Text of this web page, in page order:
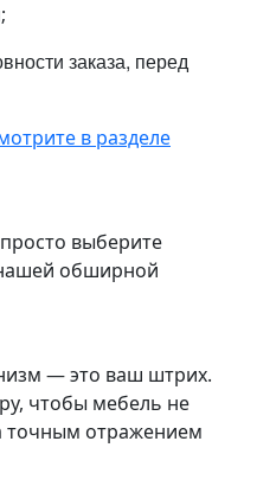
заказа, перед
в разделе
выберите
обширной
— это ваш штрих.
чтобы мебель не
точным отражением